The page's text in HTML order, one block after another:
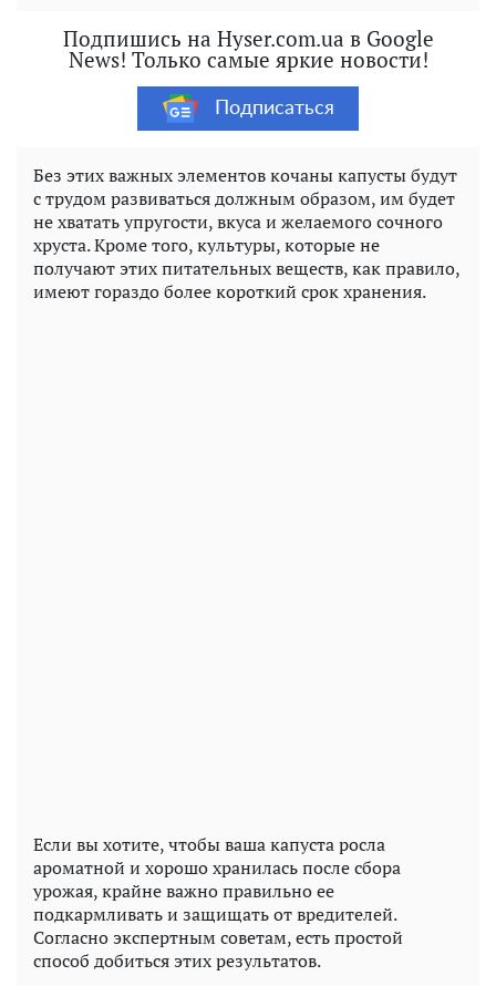
Подпишись на Hyser.com.ua в Google
News! Только самые яркие новости!
Подписаться
Без этих важных элементов кочаны капусты будут
с трудом развиваться должным образом, им будет
не хватать упругости, вкуса и желаемого сочного
хруста. Кроме того, культуры, которые не
получают этих питательных веществ, как правило,
имеют гораздо более короткий срок хранения.
Если вы хотите, чтобы ваша капуста росла
ароматной и хорошо хранилась после сбора
урожая, крайне важно правильно ее
подкармливать и защищать от вредителей.
Согласно экспертным советам, есть простой
способ добиться этих результатов.